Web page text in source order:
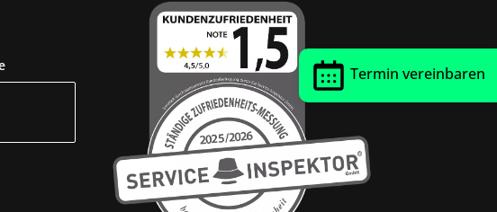
Termin vereinbaren